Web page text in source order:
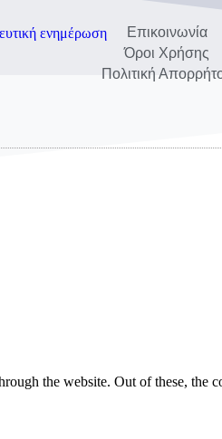
Eπικοινωνία
Όροι Χρήσης
Πολιτική
the website. Out of these, the